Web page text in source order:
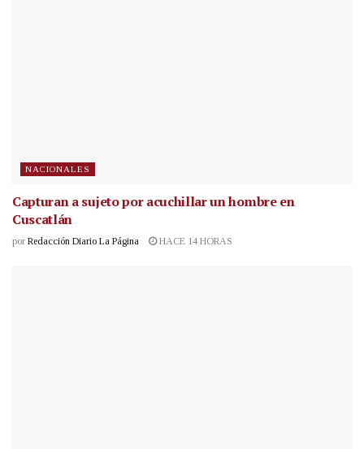
NACIONALES
Capturan a sujeto por acuchillar un hombre en
Cuscatlán
por Redacción Diario La Página HACE 14 HORAS